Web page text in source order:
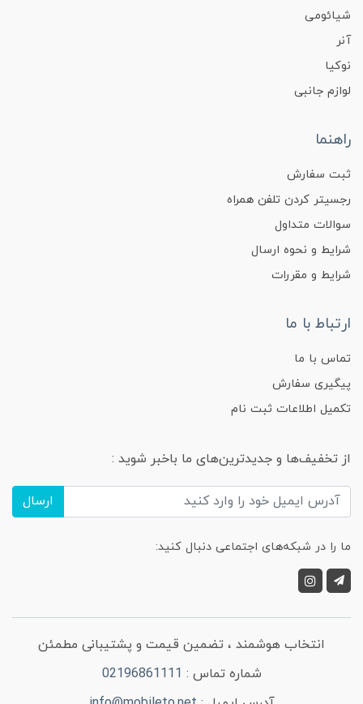
شیائومی
آنر
نوکیا
لوازم جانبی
راهنما
ثبت سفارش
رجسیتر کردن تلفن همراه
سوالات متداول
شرایط و نحوه ارسال
شرایط و مقررات
ارتباط با ما
تماس با ما
پیگیری سفارش
تکمیل اطلاعات ثبت نام
از تخفیف‌ها و جدیدترین‌های ما باخبر شوید :
ارسال
ما را در شبکه‌های اجتماعی دنبال کنید:
انتخاب هوشمند ، تضمین قیمت و پشتیبانی مطمئن
شماره تماس : 02196861111